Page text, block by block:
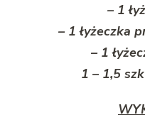
– 1
– 1 łyżeczka
– 1
1 – 1,5